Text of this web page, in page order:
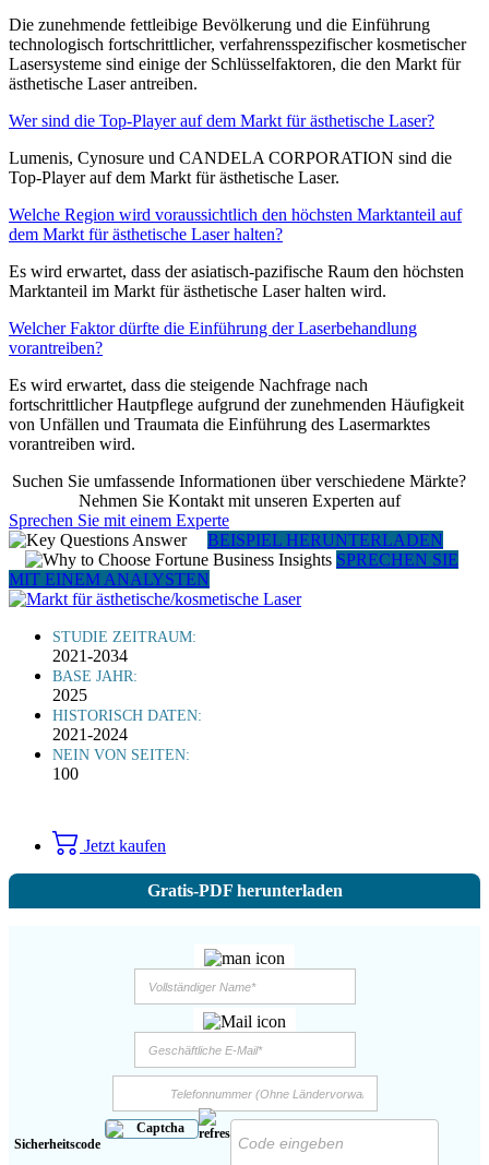
Die zunehmende fettleibige Bevölkerung und die Einführung
technologisch fortschrittlicher, verfahrensspezifischer kosmetischer
Lasersysteme sind einige der Schlüsselfaktoren, die den Markt für
ästhetische Laser antreiben.
Wer sind die Top-Player auf dem Markt für ästhetische Laser?
Lumenis, Cynosure und CANDELA CORPORATION sind die
Top-Player auf dem Markt für ästhetische Laser.
Welche Region wird voraussichtlich den höchsten Marktanteil auf
dem Markt für ästhetische Laser halten?
Es wird erwartet, dass der asiatisch-pazifische Raum den höchsten
Marktanteil im Markt für ästhetische Laser halten wird.
Welcher Faktor dürfte die Einführung der Laserbehandlung
vorantreiben?
Es wird erwartet, dass die steigende Nachfrage nach
fortschrittlicher Hautpflege aufgrund der zunehmenden Häufigkeit
von Unfällen und Traumata die Einführung des Lasermarktes
vorantreiben wird.
Suchen Sie umfassende Informationen über verschiedene Märkte?
Nehmen Sie Kontakt mit unseren Experten auf
Sprechen Sie mit einem Experte
BEISPIEL HERUNTERLADEN
SPRECHEN SIE
MIT EINEM ANALYSTEN
STUDIE ZEITRAUM:
2021-2034
BASE JAHR:
2025
HISTORISCH DATEN:
2021-2024
NEIN VON SEITEN:
100
Jetzt kaufen
Gratis-PDF herunterladen
Sicherheitscode